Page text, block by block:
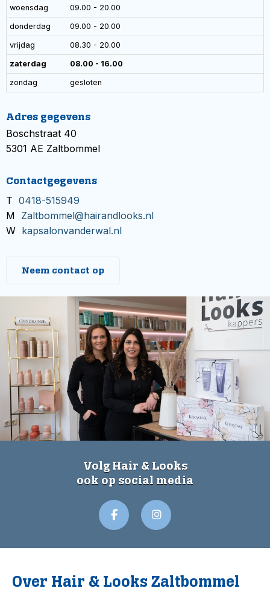
woensdag 09.00 - 20.00
donderdag 09.00 - 20.00
vrijdag 08.30 - 20.00
zaterdag 08.00 - 16.00
zondag gesloten
Adres gegevens
Boschstraat 40
5301 AE Zaltbommel
Contactgegevens
T 0418-515949
M Zaltbommel@hairandlooks.nl
W kapsalonvanderwal.nl
Neem contact op
Volg Hair & Looks
ook op social media
Over Hair & Looks Zaltbommel